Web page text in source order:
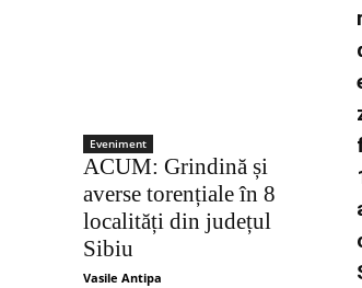
Eveniment
ACUM: Grindină și
averse torențiale în 8
localități din județul
Sibiu
Vasile Antipa